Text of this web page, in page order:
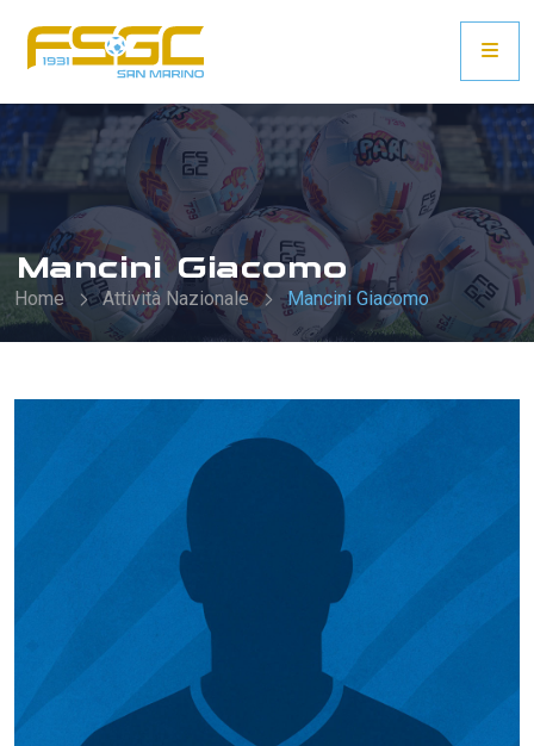
Mancini Giacomo
Home Attività Nazionale Mancini Giacomo